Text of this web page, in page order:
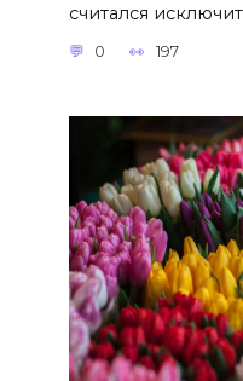
считался
0 197